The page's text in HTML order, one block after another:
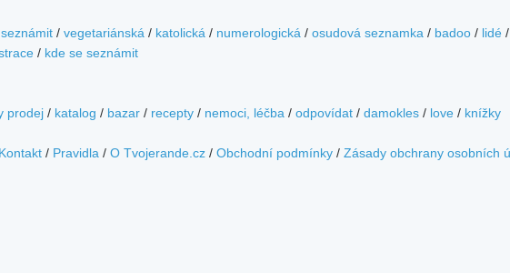
/ vegetariánská / katolická / numerologická / osudová seznamka / badoo / lidé /
/ kde se seznámit
prodej / katalog / bazar / recepty / nemoci, léčba / odpovídat / damokles / love / knížky
Kontakt / Pravidla / O Tvojerande.cz / Obchodní podmínky / Zásady obchrany osobních